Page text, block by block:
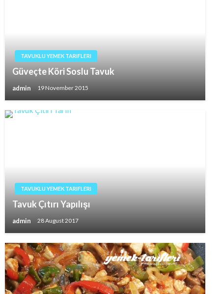
TAVUKLU YEMEK TARIFLERI
Güveçte Köri Soslu Tavuk
admin 19 November 2015
TAVUKLU YEMEK TARIFLERI
Tavuk Çıtırı Yapılışı
admin 28 August 2017